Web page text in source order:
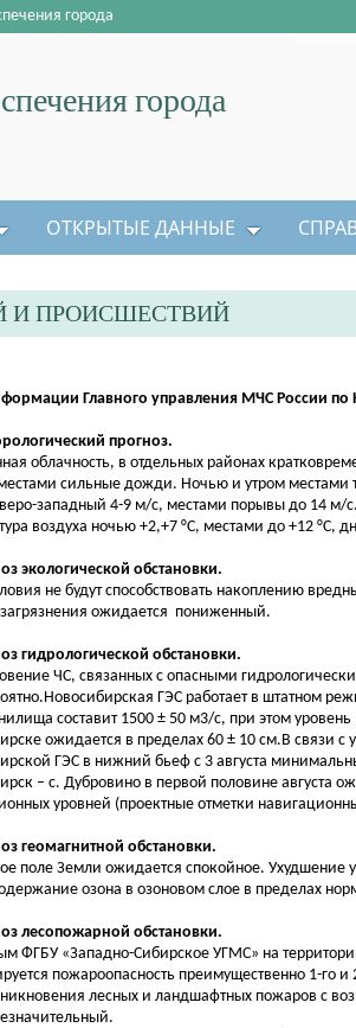
города
города
ОТКРЫТЫЕ ДАННЫЕ
И ПРОИСШЕСТВИЙ
Главного управления МЧС России по
прогноз.
облачность, в отдельных районах
местами сильные дожди. Ночью и утром местами
западный 4-9 м/с, местами порывы до 14 м/с.
воздуха ночью +2,+7 °С, местами до +12 °С,
экологической обстановки.
не будут способствовать накоплению
ожидается пониженный.
гидрологической обстановки.
ЧС, связанных с опасными
ГЭС работает в штатном
составит 1500 ± 50 м3/с, при этом
ожидается в пределах 60 ± 10 см.В связи
ГЭС в нижний бьеф с 3 августа
– с. Дубровино в первой половине августа
уровней (проектные отметки
геомагнитной обстановки.
поле Земли ожидается спокойное. Ухудшение
озона в озоновом слое в пределах
лесопожарной обстановки.
ФГБУ «Западно-Сибирское УГМС» на
пожароопасность преимущественно 1-го и
лесных и ландшафтных пожаров с